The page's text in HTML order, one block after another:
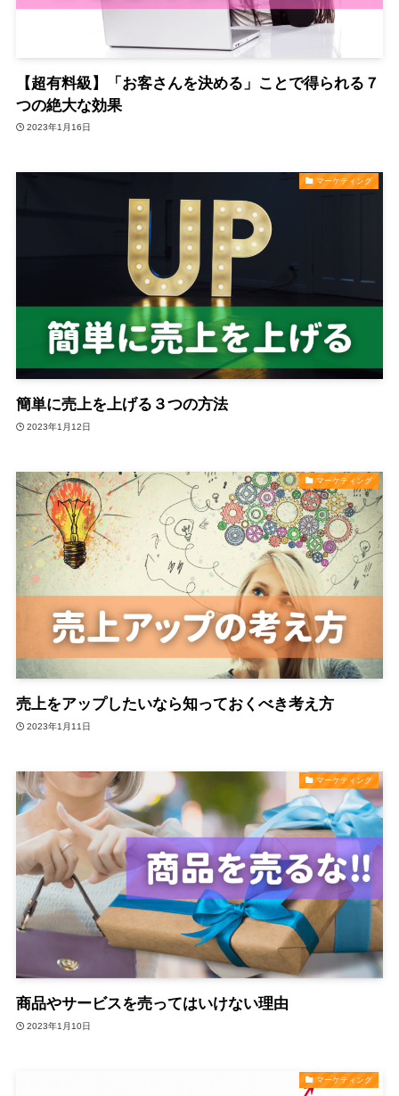
【超有料級】「お客さんを決める」ことで得られる７
つの絶大な効果
2023年1月16日
マーケティング
簡単に売上を上げる３つの方法
2023年1月12日
マーケティング
売上をアップしたいなら知っておくべき考え方
2023年1月11日
マーケティング
商品やサービスを売ってはいけない理由
2023年1月10日
マーケティング